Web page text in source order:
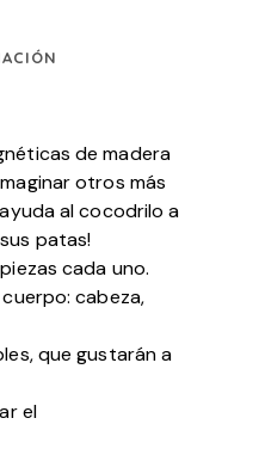
de madera
otros más
al cocodrilo a
patas!
cada uno.
cabeza,
que gustarán a
el